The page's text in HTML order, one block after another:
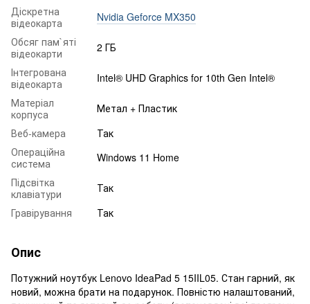
Діскретна
відеокарта
Nvidia Geforce MX350
Обсяг пам`яті
відеокарти
2 ГБ
Інтегрована
відеокарта
Intel® UHD Graphics for 10th Gen Intel®
Матеріал
корпуса
Метал + Пластик
Веб-камера
Так
Операційна
система
Windows 11 Home
Підсвітка
клавіатури
Так
Гравірування
Так
Опис
Потужний ноутбук Lenovo IdeaPad 5 15IIL05. Стан гарний, як
новий, можна брати на подарунок. Повністю налаштований,